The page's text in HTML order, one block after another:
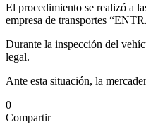
El procedimiento se realizó a
empresa de transportes
Durante la inspección del
legal.
Ante esta situación, la
0
Compartir